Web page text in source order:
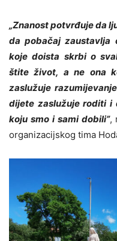
„Znanost potvrđuje da
da pobačaj zaustavlja
koje doista skrbi o
štite život, a ne ona
zaslužuje
dijete zaslužuje roditi
koju smo i sami dobili”,
organizacijskog tima